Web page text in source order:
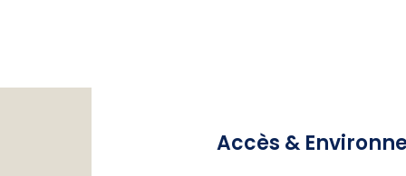
Accès &